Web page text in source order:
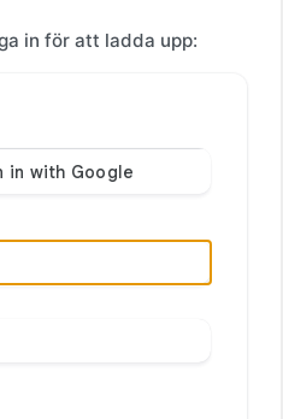
in för att ladda upp: